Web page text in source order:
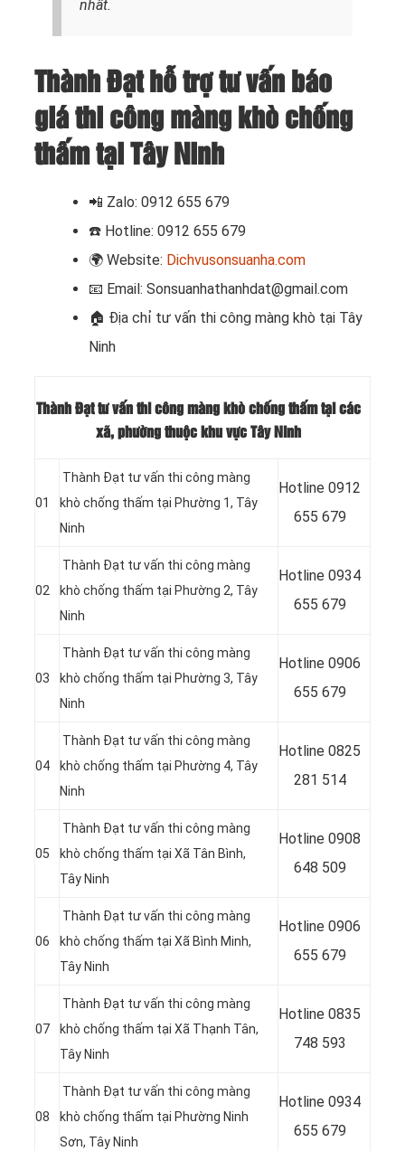
nhất.
Thành Đạt hỗ trợ tư vấn báo
giá thi công màng khò chống
thấm tại Tây Ninh
📲 Zalo: 0912 655 679
☎️ Hotline: 0912 655 679
🌍 Website: Dichvusonsuanha.com
📧 Email: Sonsuanhathanhdat@gmail.com
🏠 Địa chỉ tư vấn thi công màng khò tại Tây
Ninh
Thành Đạt tư vấn thi công màng khò chống thấm tại các
xã, phường thuộc khu vực Tây Ninh
01
Thành Đạt tư vấn thi công màng
khò chống thấm tại Phường 1, Tây
Ninh
Hotline 0912
655 679
02
Thành Đạt tư vấn thi công màng
khò chống thấm tại Phường 2, Tây
Ninh
Hotline 0934
655 679
03
Thành Đạt tư vấn thi công màng
khò chống thấm tại Phường 3, Tây
Ninh
Hotline 0906
655 679
04
Thành Đạt tư vấn thi công màng
khò chống thấm tại Phường 4, Tây
Ninh
Hotline 0825
281 514
05
Thành Đạt tư vấn thi công màng
khò chống thấm tại Xã Tân Bình,
Tây Ninh
Hotline 0908
648 509
06
Thành Đạt tư vấn thi công màng
khò chống thấm tại Xã Bình Minh,
Tây Ninh
Hotline 0906
655 679
07
Thành Đạt tư vấn thi công màng
khò chống thấm tại Xã Thạnh Tân,
Tây Ninh
Hotline 0835
748 593
08
Thành Đạt tư vấn thi công màng
khò chống thấm tại Phường Ninh
Sơn, Tây Ninh
Hotline 0934
655 679